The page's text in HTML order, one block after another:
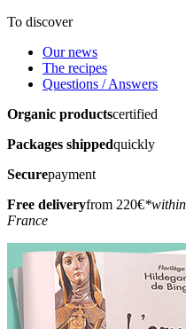
To discover
Our news
The recipes
Questions / Answers
Organic productscertified
Packages shippedquickly
Securepayment
Free deliveryfrom 220€
France